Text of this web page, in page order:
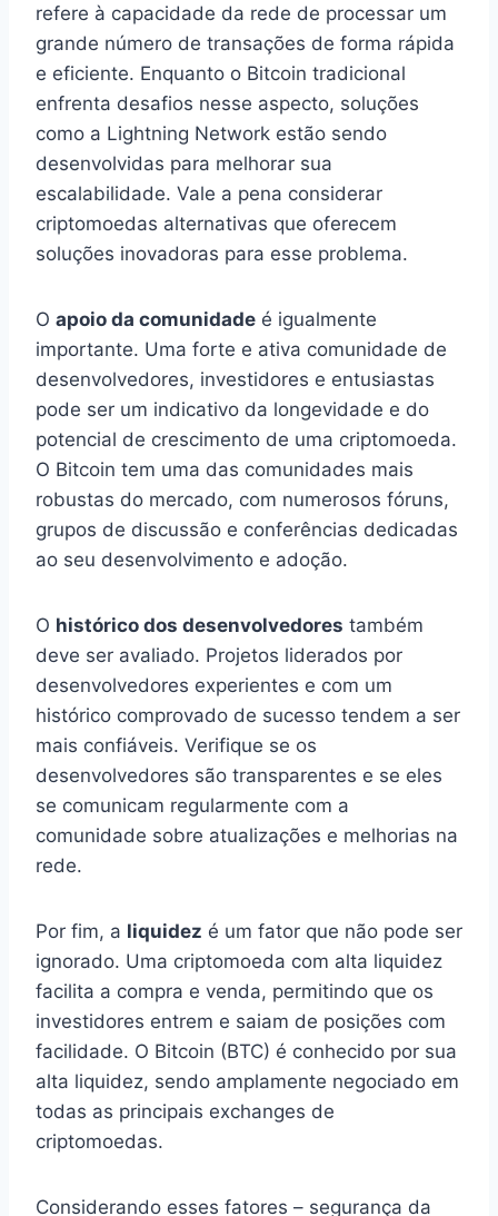
refere à capacidade da rede de processar um
grande número de transações de forma rápida
e eficiente. Enquanto o Bitcoin tradicional
enfrenta desafios nesse aspecto, soluções
como a Lightning Network estão sendo
desenvolvidas para melhorar sua
escalabilidade. Vale a pena considerar
criptomoedas alternativas que oferecem
soluções inovadoras para esse problema.
O apoio da comunidade é igualmente
importante. Uma forte e ativa comunidade de
desenvolvedores, investidores e entusiastas
pode ser um indicativo da longevidade e do
potencial de crescimento de uma criptomoeda.
O Bitcoin tem uma das comunidades mais
robustas do mercado, com numerosos fóruns,
grupos de discussão e conferências dedicadas
ao seu desenvolvimento e adoção.
O histórico dos desenvolvedores também
deve ser avaliado. Projetos liderados por
desenvolvedores experientes e com um
histórico comprovado de sucesso tendem a ser
mais confiáveis. Verifique se os
desenvolvedores são transparentes e se eles
se comunicam regularmente com a
comunidade sobre atualizações e melhorias na
rede.
Por fim, a liquidez é um fator que não pode ser
ignorado. Uma criptomoeda com alta liquidez
facilita a compra e venda, permitindo que os
investidores entrem e saiam de posições com
facilidade. O Bitcoin (BTC) é conhecido por sua
alta liquidez, sendo amplamente negociado em
todas as principais exchanges de
criptomoedas.
Considerando esses fatores – segurança da